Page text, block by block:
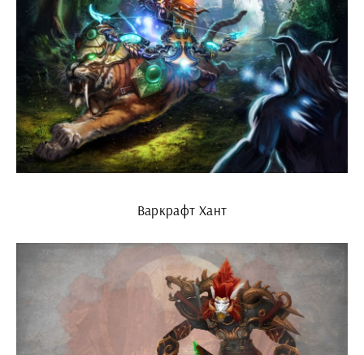
Варкрафт Хант